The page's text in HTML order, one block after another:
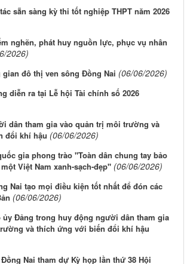
sẵn sàng kỳ thi tốt nghiệp THPT năm 2026
nghẽn, phát huy nguồn lực, phục vụ nhân
2026)
gian đô thị ven sông Ðồng Nai (06/06/2026)
diễn ra tại Lễ hội Tài chính số 2026
dân tham gia vào quản trị môi trường và
đổi khí hậu (06/06/2026)
gia phong trào "Toàn dân chung tay bảo
Việt Nam xanh-sạch-đẹp" (06/06/2026)
Nai tạo mọi điều kiện tốt nhất để đón các
(06/06/2026)
ủy Đảng trong huy động người dân tham gia
và thích ứng với biến đổi khí hậu
Nai tham dự Kỳ họp lần thứ 38 Hội